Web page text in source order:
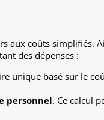
aux coûts simplifiés.
des dépenses :
unique basé sur le
personnel. Ce calcul